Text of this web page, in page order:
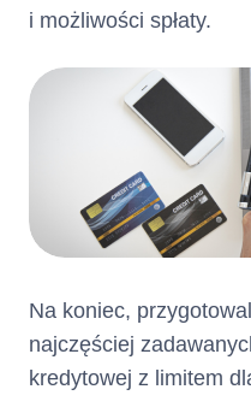
Zabezpieczenie jakie będzie
w związku z umową o kredyt
Informacja,
czy umowa o
kredyt
przewiduje
gwarancję
i możliwości spłaty.
Na koniec,
najczęściej
kredytowej z limitem